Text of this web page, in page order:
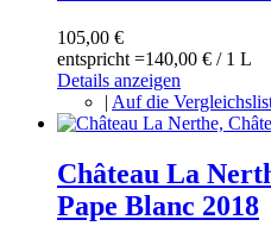
105,00 €
entspricht =140,00 € / 1 L
Details anzeigen
| Auf die
Château La
Pape Blanc 2018